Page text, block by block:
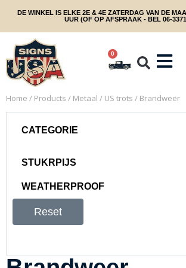
DE WINKEL IS ELKE 2E & 4E ZATERDAG VAN DE
UUR (OF OP AFSPRAAK - BEL 06-
0
Home / Products / Metaal / US trots / Brandweer
CATEGORIE
STUKRPIJS
WEATHERPROOF
Reset